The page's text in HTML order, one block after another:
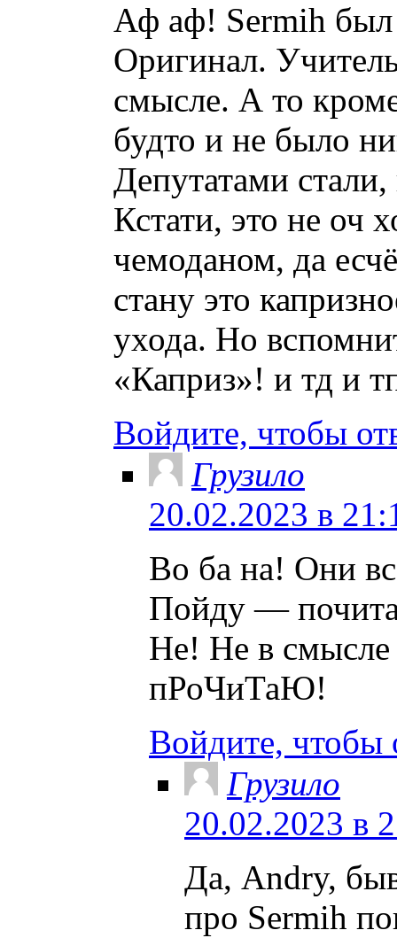
Аф аф! Sermih был
Оригинал.
смысле. А то
будто и не было
Депутатами
Кстати, это не оч
чемоданом, да
стану это
ухода. Но
«Каприз»! и тд и
Войдите, чтобы
Грузило
20.02.2023 в
Во ба на! Они
Пойду —
Не! Не в смысле
пРоЧиТаЮ!
Войдите, чтобы
Грузило
20.02.2023 в
Да, Andry,
про Sermih